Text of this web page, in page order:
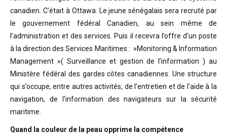
canadien. C’était à Ottawa. Le jeune sénégalais sera recruté par
le gouvernement fédéral Canadien, au sein même de
l’administration et des services. Puis il recevra l’offre d’un poste
à la direction des Services Maritimes : »Monitoring & Information
Management »( Surveillance et gestion de l’information ) au
Ministère fédéral des gardes côtes canadiennes. Une structure
qui s’occupe, entre autres activités, de l’entretien et de l’aide à la
navigation, de l’information des navigateurs sur la sécurité
maritime.
Quand la couleur de la peau opprime la compétence